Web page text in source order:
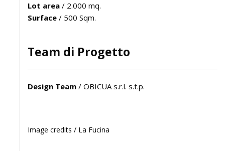
Lot area / 2.000 mq.
Surface / 500 Sqm.
Team di Progetto
Design Team / OBICUA s.r.l. s.t.p.
Image credits / La Fucina